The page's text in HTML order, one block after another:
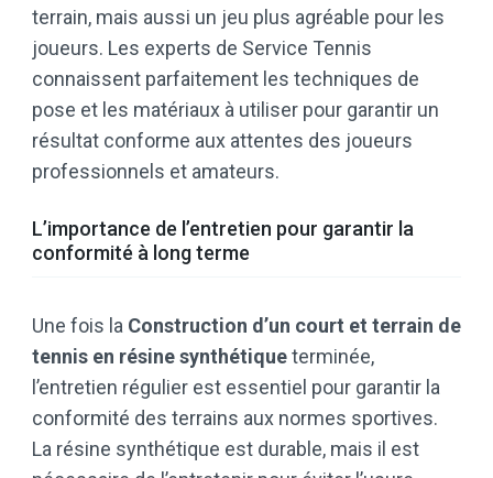
terrain, mais aussi un jeu plus agréable pour les
joueurs. Les experts de Service Tennis
connaissent parfaitement les techniques de
pose et les matériaux à utiliser pour garantir un
résultat conforme aux attentes des joueurs
professionnels et amateurs.
L’importance de l’entretien pour garantir la
conformité à long terme
Une fois la Construction d’un court et terrain de
tennis en résine synthétiqueterminée,
l’entretien régulier est essentiel pour garantir la
conformité des terrains aux normes sportives.
La résine synthétique est durable, mais il est